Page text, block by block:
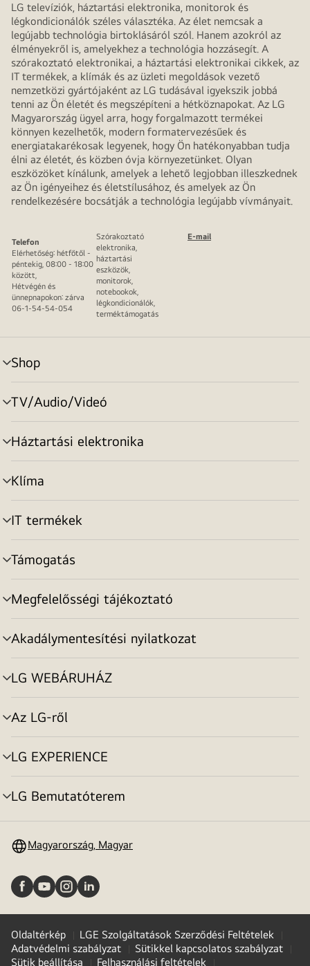
LG televíziók, háztartási elektronika, monitorok és
légkondicionálók széles választéka. Az élet nemcsak a
legújabb technológia birtoklásáról szól. Hanem azokról az
élményekről is, amelyekhez a technológia hozzásegít. A
szórakoztató elektronikai, a háztartási elektronikai cikkek, az
IT termékek, a klímák és az üzleti megoldások vezető
nemzetközi gyártójaként az LG tudásával igyekszik jobbá
tenni az Ön életét és megszépíteni a hétköznapokat. Az LG
Magyarország ügyel arra, hogy forgalmazott termékei
könnyen kezelhetők, modern formatervezésűek és
energiatakarékosak legyenek, hogy Ön hatékonyabban tudja
élni az életét, és közben óvja környezetünket. Olyan
eszközöket kínálunk, amelyek a lehető legjobban illeszkednek
az Ön igényeihez és életstílusához, és amelyek az Ön
rendelkezésére bocsátják a technológia legújabb vívmányait.
Telefon
Elérhetőség: hétfőtől -
péntekig, 08:00 - 18:00
között,
Hétvégén és
ünnepnapokon: zárva
06-1-54-54-054
Szórakoztató
elektronika,
háztartási
eszközök,
monitorok,
notebookok,
légkondicionálók,
terméktámogatás
E-mail
Shop
menu
toggle
TV/Audio/Videó
menu
toggle
Háztartási elektronika
menu
toggle
Klíma
menu
toggle
IT termékek
menu
toggle
Támogatás
menu
toggle
Megfelelősségi tájékoztató
menu
toggle
Akadálymentesítési nyilatkozat
menu
toggle
LG WEBÁRUHÁZ
menu
toggle
Az LG-ről
menu
toggle
LG EXPERIENCE
menu
toggle
LG Bemutatóterem
menu
Magyarország, Magyar
Oldaltérkép
LGE Szolgáltatások Szerződési Feltételek
Adatvédelmi szabályzat
Sütikkel kapcsolatos szabályzat
Sütik beállítása
Felhasználási feltételek